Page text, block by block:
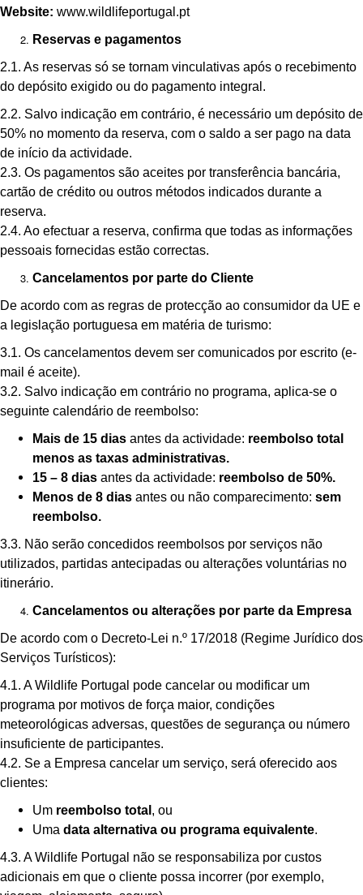
Website: www.wildlifeportugal.pt
Reservas e pagamentos
2.1. As reservas só se tornam vinculativas após o recebimento
do depósito exigido ou do pagamento integral.
2.2. Salvo indicação em contrário, é necessário um depósito de
50% no momento da reserva, com o saldo a ser pago na data
de início da actividade.
2.3. Os pagamentos são aceites por transferência bancária,
cartão de crédito ou outros métodos indicados durante a
reserva.
2.4. Ao efectuar a reserva, confirma que todas as informações
pessoais fornecidas estão correctas.
Cancelamentos por parte do Cliente
De acordo com as regras de protecção ao consumidor da UE e
a legislação portuguesa em matéria de turismo:
3.1. Os cancelamentos devem ser comunicados por escrito (e-
mail é aceite).
3.2. Salvo indicação em contrário no programa, aplica-se o
seguinte calendário de reembolso:
Mais de 15 dias antes da actividade: reembolso total
menos as taxas administrativas.
15 – 8 dias antes da actividade: reembolso de 50%.
Menos de 8 dias antes ou não comparecimento: sem
reembolso.
3.3. Não serão concedidos reembolsos por serviços não
utilizados, partidas antecipadas ou alterações voluntárias no
itinerário.
Cancelamentos ou alterações por parte da Empresa
De acordo com o Decreto-Lei n.º 17/2018 (Regime Jurídico dos
Serviços Turísticos):
4.1. A Wildlife Portugal pode cancelar ou modificar um
programa por motivos de força maior, condições
meteorológicas adversas, questões de segurança ou número
insuficiente de participantes.
4.2. Se a Empresa cancelar um serviço, será oferecido aos
clientes:
Um reembolso total , ou
Uma data alternativa ou programa equivalente.
4.3. A Wildlife Portugal não se responsabiliza por custos
adicionais em que o cliente possa incorrer (por exemplo,